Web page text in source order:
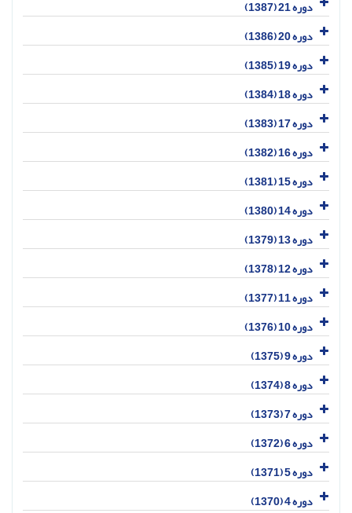
دوره 21 (1387)
دوره 20 (1386)
دوره 19 (1385)
دوره 18 (1384)
دوره 17 (1383)
دوره 16 (1382)
دوره 15 (1381)
دوره 14 (1380)
دوره 13 (1379)
دوره 12 (1378)
دوره 11 (1377)
دوره 10 (1376)
دوره 9 (1375)
دوره 8 (1374)
دوره 7 (1373)
دوره 6 (1372)
دوره 5 (1371)
دوره 4 (1370)